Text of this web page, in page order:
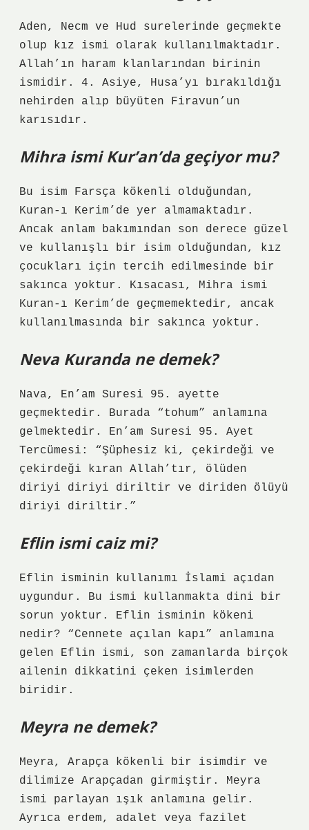
Aden, Necm ve Hud surelerinde geçmekte
olup kız ismi olarak kullanılmaktadır.
Allah’ın haram klanlarından birinin
ismidir. 4. Asiye, Husa’yı bırakıldığı
nehirden alıp büyüten Firavun’un
karısıdır.
Mihra ismi Kur’an’da geçiyor mu?
Bu isim Farsça kökenli olduğundan,
Kuran-ı Kerim’de yer almamaktadır.
Ancak anlam bakımından son derece güzel
ve kullanışlı bir isim olduğundan, kız
çocukları için tercih edilmesinde bir
sakınca yoktur. Kısacası, Mihra ismi
Kuran-ı Kerim’de geçmemektedir, ancak
kullanılmasında bir sakınca yoktur.
Neva Kuranda ne demek?
Nava, En’am Suresi 95. ayette
geçmektedir. Burada “tohum” anlamına
gelmektedir. En’am Suresi 95. Ayet
Tercümesi: “Şüphesiz ki, çekirdeği ve
çekirdeği kıran Allah’tır, ölüden
diriyi diriyi diriltir ve diriden ölüyü
diriyi diriltir.”
Eflin ismi caiz mi?
Eflin isminin kullanımı İslami açıdan
uygundur. Bu ismi kullanmakta dini bir
sorun yoktur. Eflin isminin kökeni
nedir? “Cennete açılan kapı” anlamına
gelen Eflin ismi, son zamanlarda birçok
ailenin dikkatini çeken isimlerden
biridir.
Meyra ne demek?
Meyra, Arapça kökenli bir isimdir ve
dilimize Arapçadan girmiştir. Meyra
ismi parlayan ışık anlamına gelir.
Ayrıca erdem, adalet veya fazilet